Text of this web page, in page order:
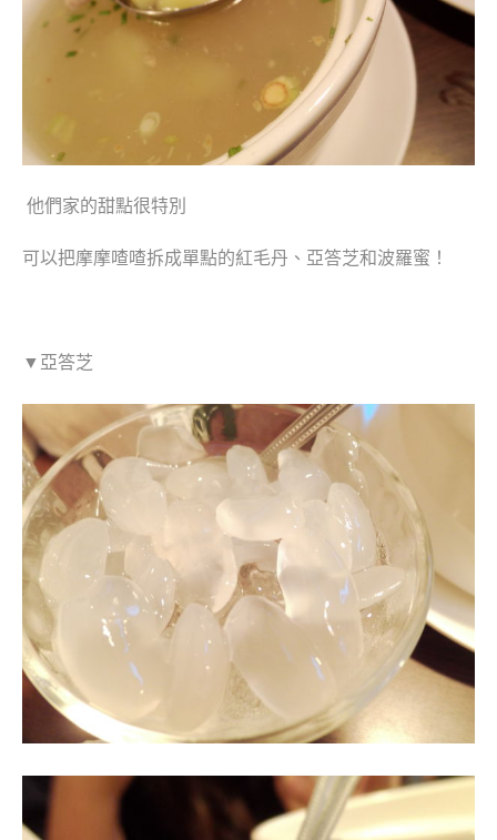
他們家的甜點很特別
可以把摩摩喳喳拆成單點的紅毛丹、亞答芝和波羅蜜！
▼亞答芝